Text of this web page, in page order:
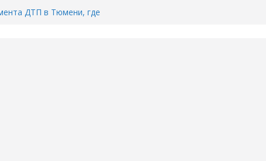
ДТП в Тюмени, где